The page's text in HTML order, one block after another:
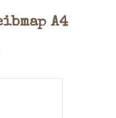
A4